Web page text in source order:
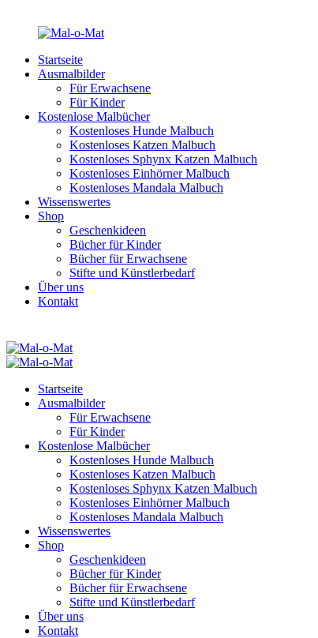
Startseite
Ausmalbilder
Für Erwachsene
Für Kinder
Kostenlose Malbücher
Kostenloses Hunde Malbuch
Kostenloses Katzen Malbuch
Kostenloses Sphynx Katzen Malbuch
Kostenloses Einhörner Malbuch
Kostenloses Mandala Malbuch
Wissenswertes
Shop
Geschenkideen
Bücher für Kinder
Bücher für Erwachsene
Stifte und Künstlerbedarf
Über uns
Kontakt
Startseite
Ausmalbilder
Für Erwachsene
Für Kinder
Kostenlose Malbücher
Kostenloses Hunde Malbuch
Kostenloses Katzen Malbuch
Kostenloses Sphynx Katzen Malbuch
Kostenloses Einhörner Malbuch
Kostenloses Mandala Malbuch
Wissenswertes
Shop
Geschenkideen
Bücher für Kinder
Bücher für Erwachsene
Stifte und Künstlerbedarf
Über uns
Kontakt